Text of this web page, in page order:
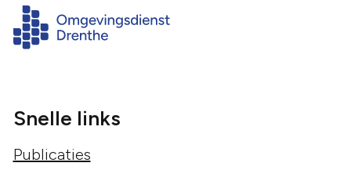
Snelle links
Publicaties